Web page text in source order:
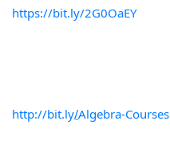
https://bit.ly/2G0OaEY
http://bit.ly/ِAlgebra-Courses